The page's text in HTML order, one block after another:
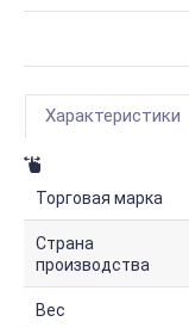
Характеристики
Торговая марка
Страна
производства
Вес